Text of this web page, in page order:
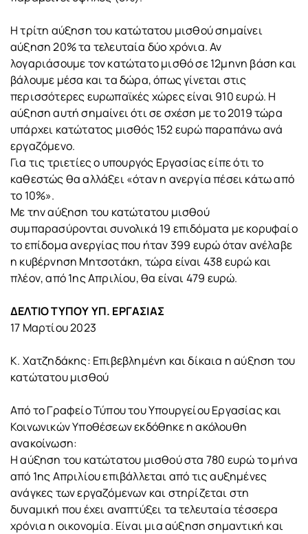
Η τρίτη αύξηση του κατώτατου μισθού σημαίνει
αύξηση 20% τα τελευταία δύο χρόνια. Αν
λογαριάσουμε τον κατώτατο μισθό σε 12μηνη βάση και
βάλουμε μέσα και τα δώρα, όπως γίνεται στις
περισσότερες ευρωπαϊκές χώρες είναι 910 ευρώ. Η
αύξηση αυτή σημαίνει ότι σε σχέση με το 2019 τώρα
υπάρχει κατώτατος μισθός 152 ευρώ παραπάνω ανά
εργαζόμενο.
Για τις τριετίες ο υπουργός Εργασίας είπε ότι το
καθεστώς θα αλλάξει «όταν η ανεργία πέσει κάτω από
το 10%».
Με την αύξηση του κατώτατου μισθού
συμπαρασύρονται συνολικά 19 επιδόματα με κορυφαίο
το επίδομα ανεργίας που ήταν 399 ευρώ όταν ανέλαβε
η κυβέρνηση Μητσοτάκη, τώρα είναι 438 ευρώ και
πλέον, από 1ης Απριλίου, θα είναι 479 ευρώ.
ΔΕΛΤΙΟ ΤΥΠΟΥ ΥΠ. ΕΡΓΑΣΙΑΣ
17 Μαρτίου 2023
Κ. Χατζηδάκης: Επιβεβλημένη και δίκαια η αύξηση του
κατώτατου μισθού
Από το Γραφείο Τύπου του Υπουργείου Εργασίας και
Κοινωνικών Υποθέσεων εκδόθηκε η ακόλουθη
ανακοίνωση:
Η αύξηση του κατώτατου μισθού στα 780 ευρώ το μήνα
από 1ης Απριλίου επιβάλλεται από τις αυξημένες
ανάγκες των εργαζόμενων και στηρίζεται στη
δυναμική που έχει αναπτύξει τα τελευταία τέσσερα
χρόνια η οικονομία. Είναι μια αύξηση σημαντική και